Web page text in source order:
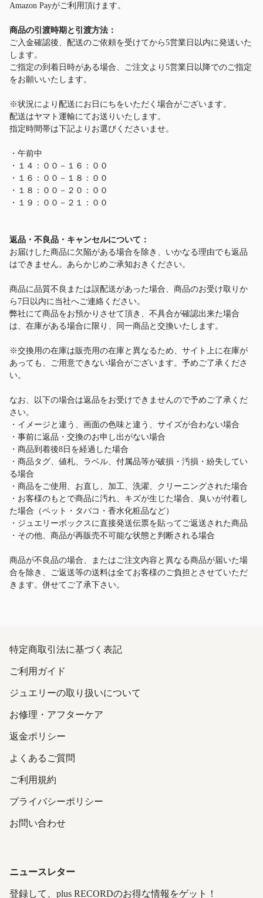
Amazon Payがご利用頂けます。
商品の引渡時期と引渡方法：
ご入金確認後、配送のご依頼を受けてから5営業日以内に発送いた
します。
ご指定の到着日時がある場合、ご注文より5営業日以降でのご指定
をお願いいたします。
※状況により配送にお日にちをいただく場合がございます。
配送はヤマト運輸にてお送りいたします。
指定時間帯は下記よりお選びくださいませ。
・午前中
・１４：００－１６：００
・１６：００－１８：００
・１８：００－２０：００
・１９：００－２１：００
返品・不良品・キャンセルについて：
お届けした商品に欠陥がある場合を除き、いかなる理由でも返品
はできません。あらかじめご承知おきください。
商品に品質不良または誤配送があった場合、商品のお受け取りか
ら7日以内に当社へご連絡ください。
弊社にて商品をお預かりさせて頂き、不具合が確認出来た場合
は、在庫がある場合に限り、同一商品と交換いたします。
※交換用の在庫は販売用の在庫と異なるため、サイト上に在庫が
あっても、ご用意できない場合がございます。予めご了承くださ
い。
なお、以下の場合は返品をお受けできませんので予めご了承くだ
さい。
・イメージと違う、画面の色味と違う、サイズが合わない場合
・事前に返品・交換のお申し出がない場合
・商品到着後8日を経過した場合
・商品タグ、値札、ラベル、付属品等が破損・汚損・紛失してい
る場合
・商品をご使用、お直し、加工、洗濯、クリーニングされた場合
・お客様のもとで商品に汚れ、キズが生じた場合、臭いが付着し
た場合（ペット・タバコ・香水化粧品など）
・ジュエリーボックスに直接発送伝票を貼ってご返送された商品
・その他、商品が再販売不可能な状態と判断される場合
商品が不良品の場合、またはご注文内容と異なる商品が届いた場
合を除き、ご返送等の送料は全てお客様のご負担とさせていただ
きます。併せてご了承下さい。
特定商取引法に基づく表記
ご利用ガイド
ジュエリーの取り扱いについて
お修理・アフターケア
返金ポリシー
よくあるご質問
ご利用規約
プライバシーポリシー
お問い合わせ
ニュースレター
登録して、plus RECORDのお得な情報をゲット！